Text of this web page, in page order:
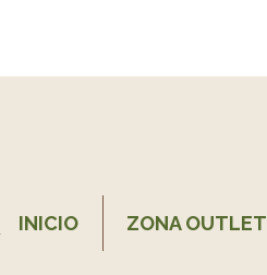
INICIO ZONA OUTLET